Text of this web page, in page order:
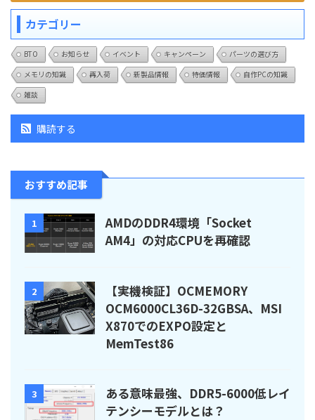
カテゴリー
BTO お知らせ イベント キャンペーン
パーツの選び方
メモリの知識
再入荷 新製品情報 特価情報
自作PCの知識
雑談
購読する
おすすめ記事
1
AMDのDDR4環境「Socket
AM4」の対応CPUを再確認
2
【実機検証】OCMEMORY
OCM6000CL36D-32GBSA、MSI
X870でのEXPO設定と
MemTest86
3
ある意味最強、DDR5-6000低レイ
テンシーモデルとは？